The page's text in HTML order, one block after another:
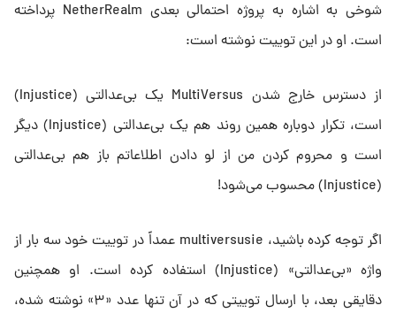
شوخی به اشاره به پروژه احتمالی بعدی NetherRealm پرداخته
است. او در این توییت نوشته است:
از دسترس خارج شدن MultiVersus یک بی‌عدالتی (Injustice)
است، تکرار دوباره همین روند هم یک بی‌عدالتی (Injustice) دیگر
است و محروم کردن من از لو دادن اطلاعاتم باز هم بی‌عدالتی
(Injustice) محسوب می‌شود!
اگر توجه کرده باشید، multiversusie عمداً در توییت خود سه بار از
واژه «بی‌عدالتی» (Injustice) استفاده کرده است. او همچنین
دقایقی بعد، با ارسال توییتی که در آن تنها عدد «۳» نوشته شده،